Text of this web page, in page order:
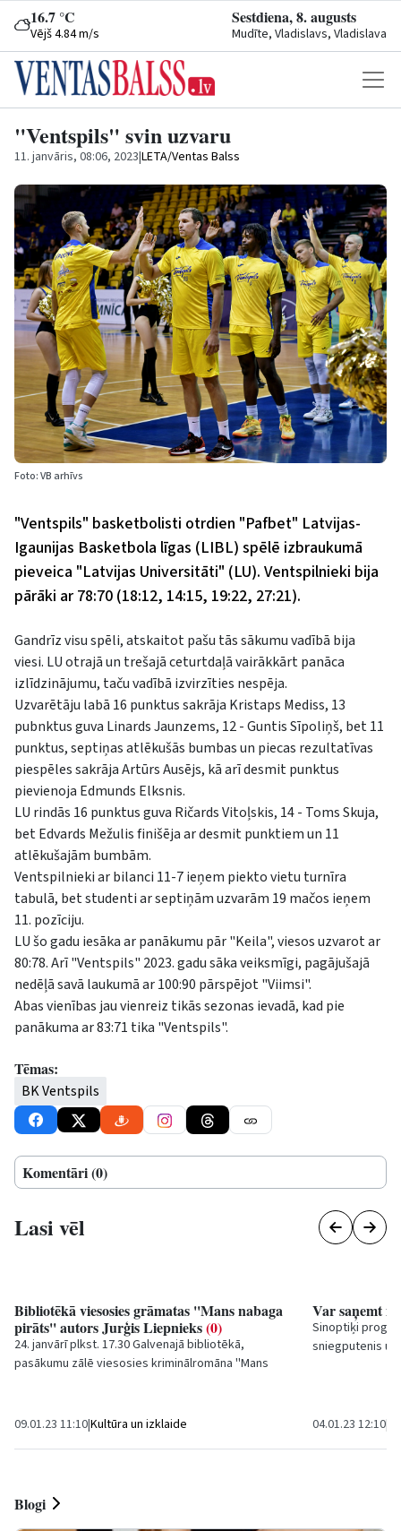
16.7 °C
Vējš 4.84 m/s
Sestdiena, 8. augusts
Mudīte, Vladislavs, Vladislava
"Ventspils" svin uzvaru
11. janvāris, 08:06, 2023|LETA/Ventas Balss
Foto: VB arhīvs
"Ventspils" basketbolisti otrdien "Pafbet" Latvijas-
Igaunijas Basketbola līgas (LIBL) spēlē izbraukumā
pieveica "Latvijas Universitāti" (LU). Ventspilnieki bija
pārāki ar 78:70 (18:12, 14:15, 19:22, 27:21).
Gandrīz visu spēli, atskaitot pašu tās sākumu vadībā bija
viesi. LU otrajā un trešajā ceturtdaļā vairākkārt panāca
izlīdzinājumu, taču vadībā izvirzīties nespēja.
Uzvarētāju labā 16 punktus sakrāja Kristaps Mediss, 13
pubnktus guva Linards Jaunzems, 12 - Guntis Sīpoliņš, bet 11
punktus, septiņas atlēkušās bumbas un piecas rezultatīvas
piespēles sakrāja Artūrs Ausējs, kā arī desmit punktus
pievienoja Edmunds Elksnis.
LU rindās 16 punktus guva Ričards Vitoļskis, 14 - Toms Skuja,
bet Edvards Mežulis finišēja ar desmit punktiem un 11
atlēkušajām bumbām.
Ventspilnieki ar bilanci 11-7 ieņem piekto vietu turnīra
tabulā, bet studenti ar septiņām uzvarām 19 mačos ieņem
11. pozīciju.
LU šo gadu iesāka ar panākumu pār "Keila", viesos uzvarot ar
80:78. Arī "Ventspils" 2023. gadu sāka veiksmīgi, pagājušajā
nedēļā savā laukumā ar 100:90 pārspējot "Viimsi".
Abas vienības jau vienreiz tikās sezonas ievadā, kad pie
panākuma ar 83:71 tika "Ventspils".
Tēmas:
BK Ventspils
Komentāri (0)
Lasi vēl
Bibliotēkā viesosies grāmatas ''Mans nabaga
pirāts'' autors Jurģis Liepnieks(0)
24. janvārī plkst. 17.30 Galvenajā bibliotēkā,
pasākumu zālē viesosies kriminālromāna ''Mans
09.01.23 11:10|Kultūra un izklaide
Var saņemt
Sinoptiķi
sniegputenis
04.01.23 12:10|
Blogi